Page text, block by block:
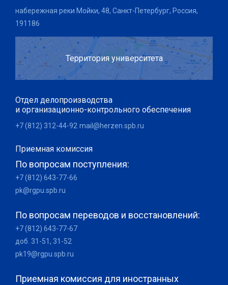
набережная реки Мойки, 48, Санкт-Петербург, Россия,
191186
Территория университета
Отдел делопроизводства
и организационно-контрольного обеспечения
+7 (812) 312-44-92 mail@herzen.spb.ru
Приемная комиссия
По вопросам поступления:
+7 (812) 643-77-66
pk@rgpu.spb.ru
По вопросам переводов и восстановлений:
+7 (812) 643-77-67
доб. 31-51, 31-52
pk19@rgpu.spb.ru
Приемная комиссия для иностранных